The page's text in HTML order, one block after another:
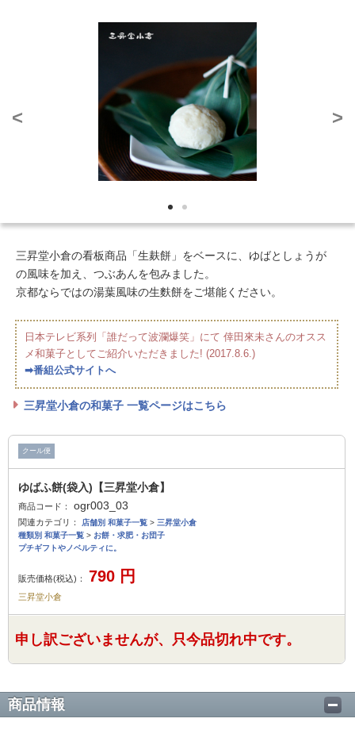
< >
三昇堂小倉の看板商品「生麸餅」をベースに、ゆばとしょうが
の風味を加え、つぶあんを包みました。
京都ならではの湯葉風味の生麩餅をご堪能ください。
日本テレビ系列「誰だって波瀾爆笑」にて 倖田來未さんのオスス
メ和菓子としてご紹介いただきました! (2017.8.6.)
➡番組公式サイトへ
三昇堂小倉の和菓子 一覧ページはこちら
クール便
ゆばふ餅(袋入)【三昇堂小倉】
商品コード： ogr003_03
関連カテゴリ： 店舗別 和菓子一覧 > 三昇堂小倉
種類別 和菓子一覧 > お餅・求肥・お団子
プチギフトやノベルティに。
販売価格(税込)： 790 円
三昇堂小倉
申し訳ございませんが、只今品切れ中です。
商品情報